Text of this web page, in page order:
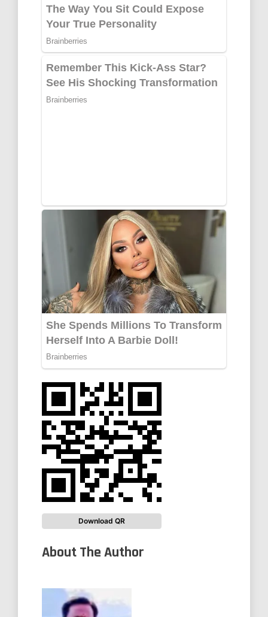
Download QR
About The Author